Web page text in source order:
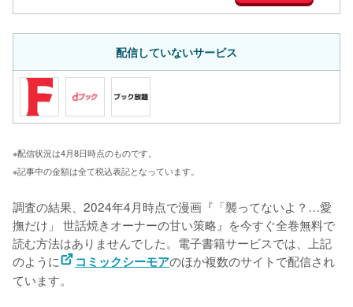
配信していないサービス
※配信状況は4月8日時点のものです。
※記事中の金額は全て税込表記となっています。
調査の結果、2024年4月時点で漫画『「襲ってないよ？…愛
撫だけ」 世話焼きオーナーの甘い策略』を今すぐ全巻無料で
読む方法はありませんでした。電子書籍サービスでは、上記
のように
コミックシーモアのほか複数のサイトで配信され
ています。